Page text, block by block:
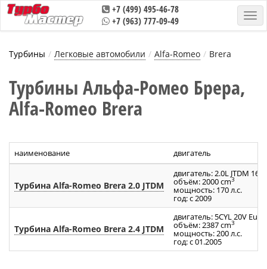
+7 (499) 495-46-78
+7 (963) 777-09-49
Турбины Легковые автомобили Alfa-Romeo Brera
Турбины Альфа-Ромео Брера,
Alfa-Romeo Brera
наименование двигатель
Турбина Alfa-Romeo Brera 2.0 JTDM
двигатель: 2.0L JTDM 16V
объём: 2000 cm3
мощность: 170 л.с.
год: с 2009
Турбина Alfa-Romeo Brera 2.4 JTDM
двигатель: 5CYL 20V Euro
объём: 2387 cm3
мощность: 200 л.с.
год: с 01.2005